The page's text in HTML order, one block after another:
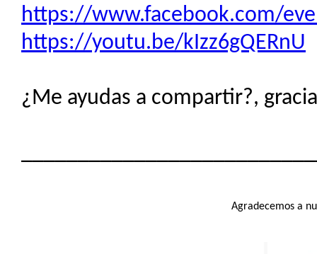
https://www.facebook.com/
https://youtu.be/kIzz6gQERnU
¿Me ayudas a compartir?,
Agradecemos a